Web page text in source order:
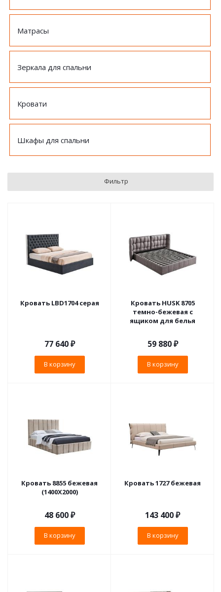
Матрасы
Зеркала для спальни
Кровати
Шкафы для спальни
Фильтр
Кровать LBD1704 серая
77 640₽
В корзину
Кровать HUSK 8705
темно-бежевая с
ящиком для белья
59 880₽
В корзину
Кровать 8855 бежевая
(1400X2000)
48 600₽
В корзину
Кровать 1727 бежевая
143 400₽
В корзину